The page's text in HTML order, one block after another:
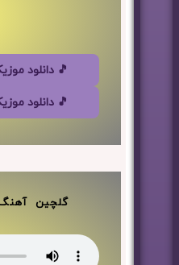
🎵 دانلود موزیک
🎵 دانلود موزیک
گلچین